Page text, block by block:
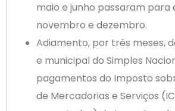
maio e junho passaram para
novembro e dezembro.
Adiamento, por três meses,
e municipal do Simples
pagamentos do Imposto
de Mercadorias e Serviços